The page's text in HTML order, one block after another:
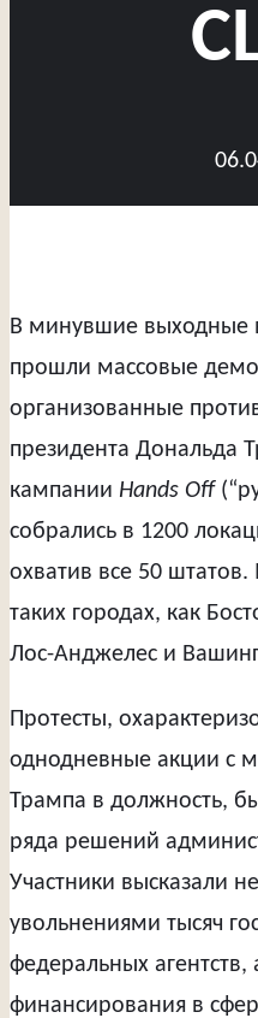
В минувшие выходные
прошли массовые
организованные
президента Дональда
кампании Hands Off
собрались в 1200
охватив все 50 штатов.
таких городах, как
Лос-Анджелес и
Протесты,
однодневные акции с
Трампа в должность,
ряда решений
Участники высказали
увольнениями тысяч
федеральных
финансирования в